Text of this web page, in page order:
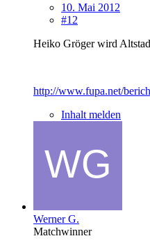
10. Mai 2012
#12
Heiko Gröger wird
http://www.fupa.net/
Inhalt melden
Werner G.
Matchwinner